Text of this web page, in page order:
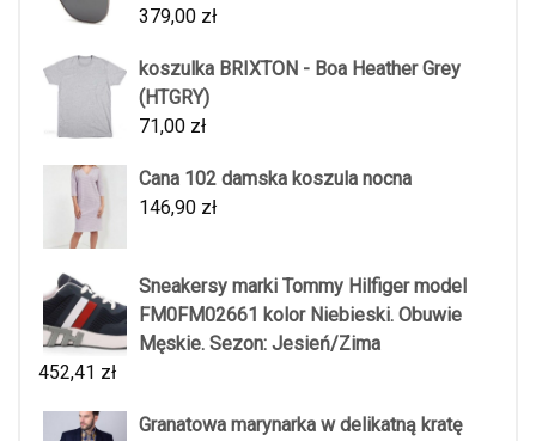
379,00 zł
koszulka BRIXTON - Boa Heather Grey
(HTGRY)
71,00 zł
Cana 102 damska koszula nocna
146,90 zł
Sneakersy marki Tommy Hilfiger model
FM0FM02661 kolor Niebieski. Obuwie
Męskie. Sezon: Jesień/Zima
452,41 zł
Granatowa marynarka w delikatną kratę